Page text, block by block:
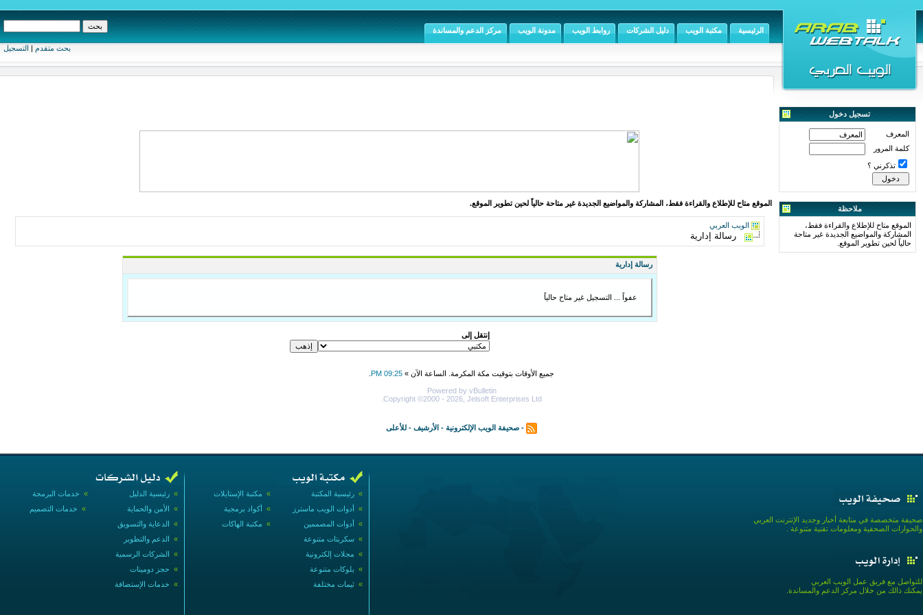
بحث متقدم | التسجيل
الرئيسية مكتبة الويب دليل الشركات روابط الويب مدونة الويب مركز الدعم والمساندة
تسجيل دخول
المعرف
كلمة المرور
تذكرني ؟
ملاحظة
الموقع متاح للإطلاع والقراءة فقط،
المشاركة والمواضيع الجديدة غير متاحة
حالياً لحين تطوير الموقع.
الموقع متاح للإطلاع والقراءة فقط، المشاركة والمواضيع الجديدة غير متاحة حالياً لحين تطوير الموقع.
الويب العربي
رسالة إدارية
رسالة إدارية
عفواً ... التسجيل غير متاح حالياً
إنتقل إلى
جميع الأوقات بتوقيت مكة المكرمة. الساعة الآن » 09:25 PM
Powered by vBulletin
Copyright ©2000 - 2026, Jelsoft Enterprises Ltd.
- صحيفة الويب الإلكترونية - الأرشيف - للأعلى
» خدمات البرمجة » رئيسية الدليل
» خدمات التصميم » الأمن والحماية
» الدعاية والتسويق
» الدعم والتطوير
» الشركات الرسمية
» حجز دومينات
» خدمات الإستضافة
» مكتبة الإستايلات » رئيسية المكتبة
» أكواد برمجية » أدوات الويب ماسترز
» مكتبة الهاكات » أدوات المصممين
» سكربتات متنوعة
» مجلات إلكترونية
» بلوكات متنوعة
» ثيمات مختلفة
صحيفة متخصصة في متابعة أخبار وجديد الإنترنت العربي
والحوارات الصحفية ومعلومات تقنية متنوعة .
للتواصل مع فريق عمل الويب العربي
يمكنك ذالك من خلال مركز الدعم والمساندة.